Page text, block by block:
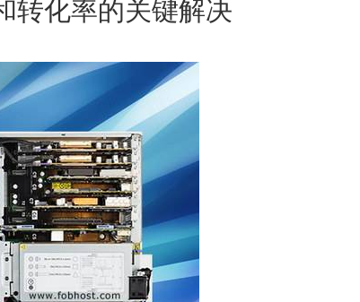
转化率的关键解决